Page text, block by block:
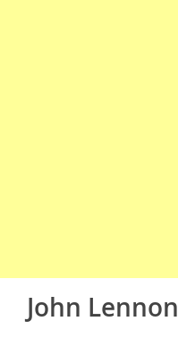
John Lennon